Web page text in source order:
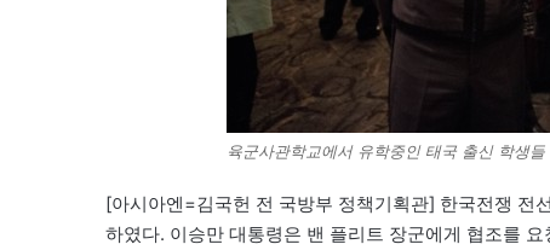
육군사관학교에서 유학중인 태국 출신 학생들
[아시아엔=김국헌 전 국방부 정책기획관] 한국전쟁 전
하였다. 이승만 대통령은 밴 플리트 장군에게 협조를